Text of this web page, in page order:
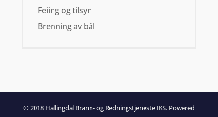
Feiing og tilsyn
Brenning av bål
© 2018 Hallingdal Brann- og Redningstjeneste IKS. Powered